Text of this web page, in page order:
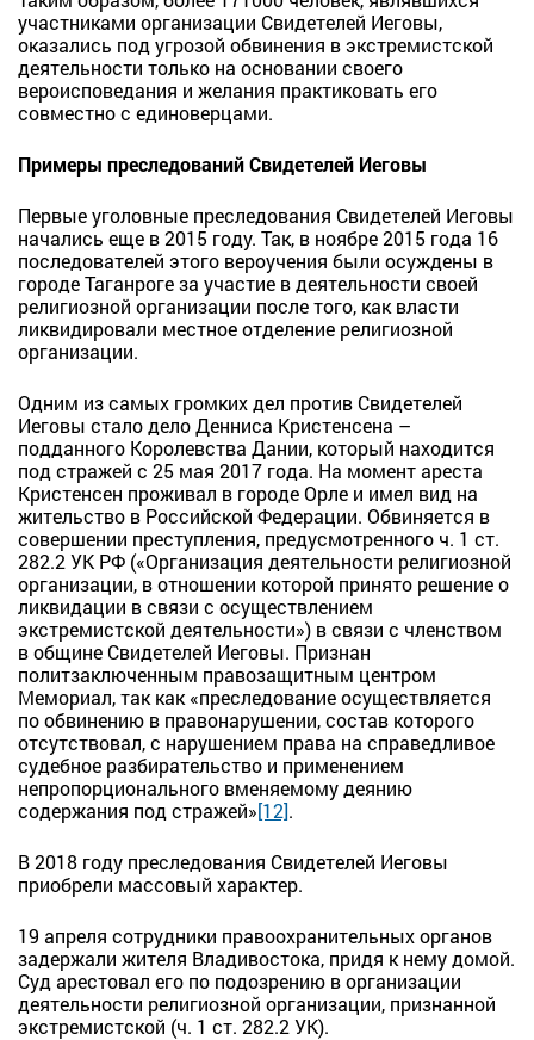
участниками организации Свидетелей Иеговы,
оказались под угрозой обвинения в экстремистской
деятельности только на основании своего
вероисповедания и желания практиковать его
совместно с единоверцами.
Примеры преследований Свидетелей Иеговы
Первые уголовные преследования Свидетелей Иеговы
начались еще в 2015 году. Так, в ноябре 2015 года 16
последователей этого вероучения были осуждены в
городе Таганроге за участие в деятельности своей
религиозной организации после того, как власти
ликвидировали местное отделение религиозной
организации.
Одним из самых громких дел против Свидетелей
Иеговы стало дело Денниса Кристенсена –
подданного Королевства Дании, который находится
под стражей с 25 мая 2017 года. На момент ареста
Кристенсен проживал в городе Орле и имел вид на
жительство в Российской Федерации. Обвиняется в
совершении преступления, предусмотренного ч. 1 ст.
282.2 УК РФ («Организация деятельности религиозной
организации, в отношении которой принято решение о
ликвидации в связи с осуществлением
экстремистской деятельности») в связи с членством
в общине Свидетелей Иеговы. Признан
политзаключенным правозащитным центром
Мемориал, так как «преследование осуществляется
по обвинению в правонарушении, состав которого
отсутствовал, с нарушением права на справедливое
судебное разбирательство и применением
непропорционального вменяемому деянию
содержания под стражей»[12].
В 2018 году преследования Свидетелей Иеговы
приобрели массовый характер.
19 апреля сотрудники правоохранительных органов
задержали жителя Владивостока, придя к нему домой.
Суд арестовал его по подозрению в организации
деятельности религиозной организации, признанной
экстремистской (ч. 1 ст. 282.2 УК).